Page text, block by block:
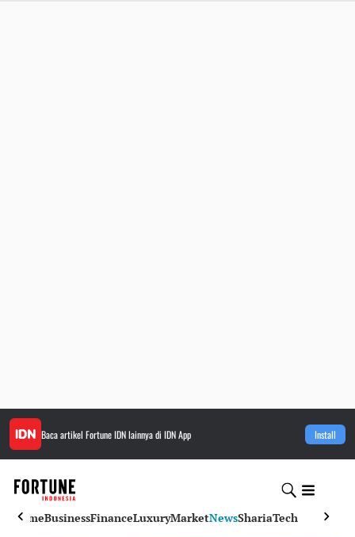
Baca artikel Fortune IDNlainnya di IDN App Install
HomeBusinessFinanceLuxuryMarketNewsShariaTech